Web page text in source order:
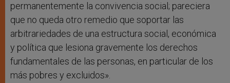
permanentemente la convivencia social; pareciera
que no queda otro remedio que soportar las
arbitrariedades de una estructura social, económica
y política que lesiona gravemente los derechos
fundamentales de las personas, en particular de los
más pobres y excluidos».